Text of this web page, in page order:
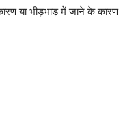
या भीड़भाड़ में जाने के कारण